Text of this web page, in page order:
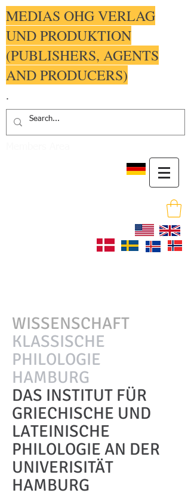
MEDIAS OHG VERLAG
UND PRODUKTION
(PUBLISHERS, AGENTS
AND PRODUCERS)
.
WISSENSCHAFT
KLASSISCHE
PHILOLOGIE
HAMBURG
DAS INSTITUT FÜR
GRIECHISCHE UND
LATEINISCHE
PHILOLOGIE AN DER
UNIVERISITÄT
HAMBURG